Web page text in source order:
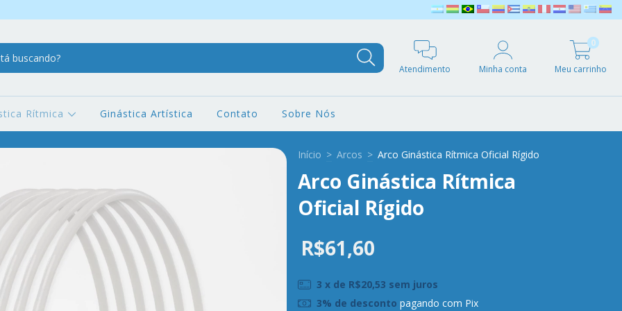
Atendimento Minha conta Meu carrinho
0
Rítmica Ginástica Artística Contato Sobre Nós
Início > Arcos > Arco Ginástica Rítmica Oficial Rígido
Arco Ginástica Rítmica
Oficial Rígido
R$61,60
3 x de R$20,53 sem juros
3% de desconto pagando com Pix